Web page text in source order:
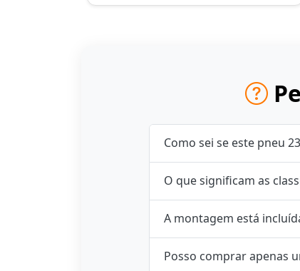
Como sei se este pneu
O que significam as
A montagem está
Posso comprar apenas